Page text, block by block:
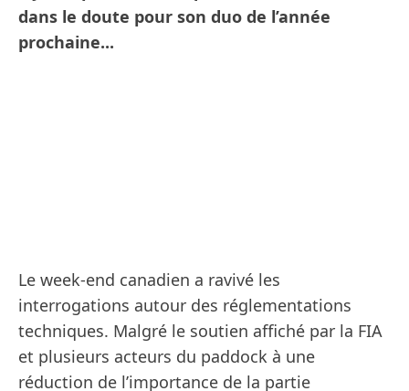
dans le doute pour son duo de l’année
prochaine...
Le week-end canadien a ravivé les
interrogations autour des réglementations
techniques. Malgré le soutien affiché par la FIA
et plusieurs acteurs du paddock à une
réduction de l’importance de la partie